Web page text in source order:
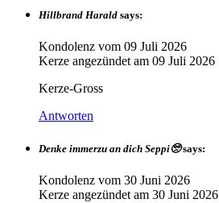
Hillbrand Harald says:
Kondolenz vom 09 Juli 2026
Kerze angezündet am 09 Juli 2026
Kerze-Gross
Antworten
Denke immerzu an dich Seppi🥺 says:
Kondolenz vom 30 Juni 2026
Kerze angezündet am 30 Juni 2026